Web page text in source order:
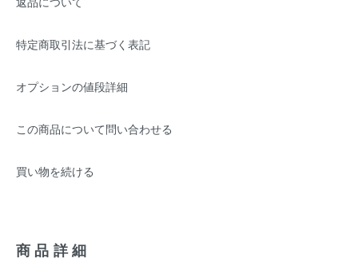
特定商取引法に基づく表記
オプションの値段詳細
この商品について問い合わせる
買い物を続ける
商品詳細